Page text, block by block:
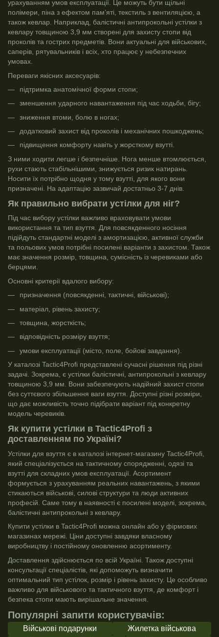
урахуванням умов експлуатації. Це можуть бути щільні
полімери, піна з ефектом пам’яті, текстиль з вентиляцією, а
також кевлар. Наприклад, балістичні антипрокольні устілки з
кевлару товщиною 3,9 мм створені для захисту стопи від
проколів та гострих предметів. Вони актуальні для військових,
саперів, рятувальників і всіх, хто працює у небезпечних
умовах.
Переваги якісних аксесуарів:
підтримка анатомічної форми стопи;
зменшення ударного навантаження під час ходьби, бігу;
зниження втоми, болю в ногах;
додатковий захист від проколів і механічних пошкоджень;
підвищення комфорту навіть у жорсткому взутті.
З ними ходити легше і безпечніше. Нога менше втомлюється,
рухи стають стабільнішими, знижується ризик натирань.
Носити їх потрібно щодня у тому взутті, для якого вони
призначені. На адаптацію зазвичай достатньо 3-7 днів.
Як правильно вибрати устілки для ніг?
Під час вибору устілки важливо враховувати умови
використання та тип взуття. Для повсякденного носіння
підійдуть стандартні моделі з амортизацією, активної служби
та польових умов потрібні посилені варіанти з захистом. Також
має значення розмір, товщина, сумісність із черевиками або
берцями.
Основні критерії вдалого вибору:
призначення (повсякденні, тактичні, військові);
матеріал, рівень захисту;
товщина, жорсткість;
відповідність розміру взуття;
умови експлуатації (місто, поле, бойові завдання).
У каталозі Tactic4Profi представлені сучасні рішення під різні
задачі. Зокрема, є устілки балістичні, антипрокольні з кевлару
товщиною 3,9 мм. Вони забезпечують надійний захист стопи
без суттєвого збільшення ваги взуття. Доступні різні розміри,
що дає можливість точно підібрати варіант під конкретну
модель черевиків.
Як купити устілки в Tactic4Profi з
доставленням по Україні?
Устілки для взуття є в каталозі інтернет-магазину Tactic4Profi,
який спеціалізується на тактичному спорядженні, одязі та
взутті для складних умов експлуатації. Асортимент
формується з урахуванням реальних навантажень, з якими
стикаються військові, силові структури та люди активних
професій. Саме тому в наявності є посилені моделі, зокрема,
балістичні антипрокольні з кевлару.
Купити устілки в Tactic4Profi можна онлайн або у фірмових
магазинах мережі. Ціни доступні завдяки власному
виробництву і постійному оновленню асортименту.
Доставлення здійснюється по всій Україні. Також доступні
консультації спеціалістів, які допоможуть визначити
оптимальний тип устілок, розмір і рівень захисту. Це особливо
важливо для військового та тактичного взуття, де комфорт і
безпека стопи мають вирішальне значення.
Популярні запити користувачів:
Військові подарунки
Жилетка військова